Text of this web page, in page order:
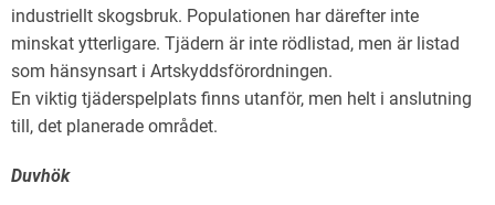
industriellt skogsbruk. Populationen har därefter inte
minskat ytterligare. Tjädern är inte rödlistad, men är listad
som hänsynsart i Artskyddsförordningen.
En viktig tjäderspelplats finns utanför, men helt i anslutning
till, det planerade området.
Duvhök